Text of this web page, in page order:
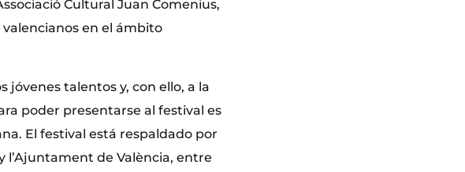
Cultural Juan Comenius,
en el ámbito
jóvenes talentos y, con ello, a la
poder presentarse al festival es
El festival está respaldado por
l’Ajuntament de València, entre